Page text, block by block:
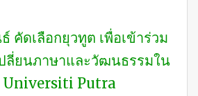
คัดเลือกยุวทูต เพื่อเข้าร่วม
ลี่ยนภาษาและวัฒนธรรมใน
Universiti Putra